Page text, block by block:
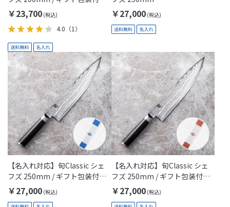
(Thanks Dad)
￥23,700
4.0 （1）
￥27,000
【名入れ対応】旬Classic シェ
フズ 250mm / ギフト包装付き
(KAI Gift)
￥27,000
【名入れ対応】旬Classic シェ
フズ 250mm / ギフト包装付き
(Thanks Mom)
￥27,000